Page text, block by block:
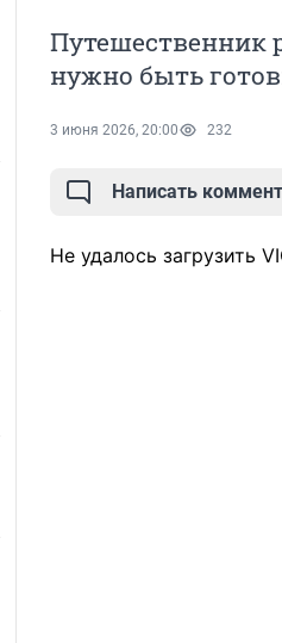
Путешественник
нужно быть
3 июня 2026, 20:00 232
Написать
Не удалось загрузить